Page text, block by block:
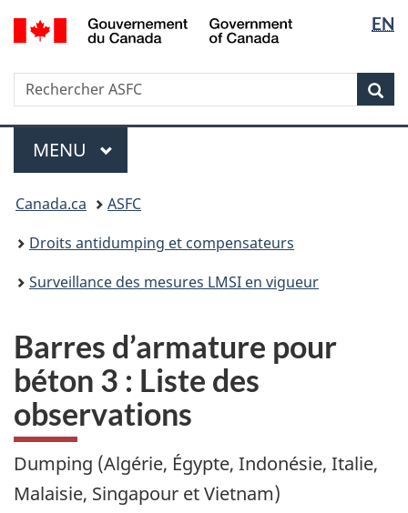
Passer
au
Passer
à
HTML
simplifiée
la
langue
EN
Recherche
Rechercher
ASFC
Menu
MENU PRINCIPAL
êtes
ici
Canada.ca
ASFC
Droits antidumping et compensateurs
Surveillance des mesures LMSI en vigueur
Barres d’armature pour
béton 3 : Liste des
observations
Dumping (Algérie, Égypte, Indonésie, Italie,
Malaisie, Singapour et Vietnam)